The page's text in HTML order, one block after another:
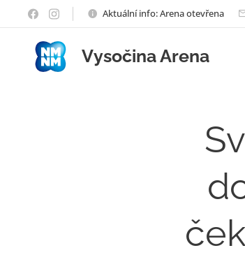
Aktuální info: Arena otevřena
Vysočina Arena